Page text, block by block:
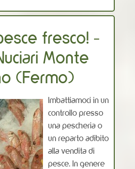
fresco! -
Monte
(Fermo)
Imbattiamoci in un
controllo presso
una pescheria o
un reparto adibito
alla vendita di
pesce. In genere